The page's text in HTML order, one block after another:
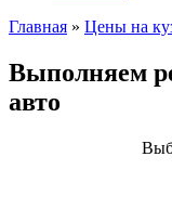
Главная » Цены на
Выполняем
авто